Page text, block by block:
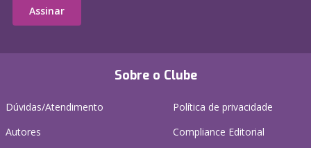
Sobre o Clube
Dúvidas/Atendimento
Autores
Política de privacidade
Compliance Editorial
Assinar